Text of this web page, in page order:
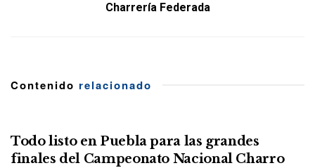
Charrería Federada
Contenido relacionado
Todo listo en Puebla para las grandes
finales del Campeonato Nacional Charro